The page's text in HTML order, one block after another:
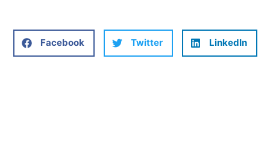
Facebook Twitter LinkedIn